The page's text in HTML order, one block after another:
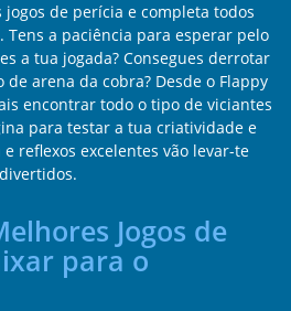
jogos de perícia e completa todos
Tens a paciência para esperar pelo
a tua jogada? Consegues derrotar
arena da cobra? Desde o Flappy
encontrar todo o tipo de viciantes
para testar a tua criatividade e
reflexos excelentes vão levar-te
Jogos de
para o